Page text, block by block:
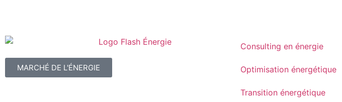
MARCHÉ DE L'ÉNERGIE
Consulting en énergie
Optimisation énergétique
Transition énergétique